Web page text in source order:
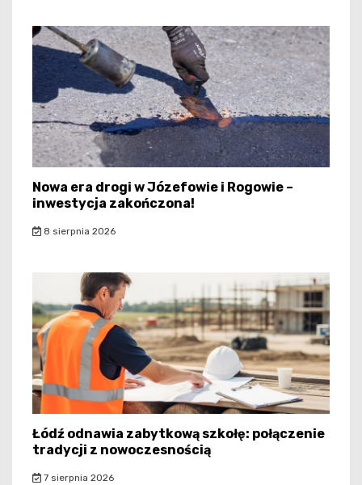
Nowa era drogi w Józefowie i Rogowie –
inwestycja zakończona!
8 sierpnia 2026
Łódź odnawia zabytkową szkołę: połączenie
tradycji z nowoczesnością
7 sierpnia 2026